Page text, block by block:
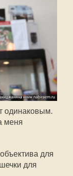
одинаковым.
меня
для
для